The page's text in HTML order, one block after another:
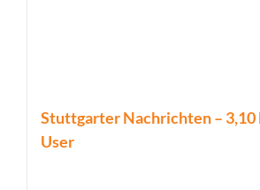
Stuttgarter Nachrichten – 3,10
User